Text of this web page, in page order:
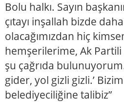
Bolu halkı. Sayın
çıtayı inşallah bizde
olacağımızdan hiç
hemşerilerime, Ak
şu çağrıda
gider, yol gizli gizli.’
belediyeciliğine talibiz”